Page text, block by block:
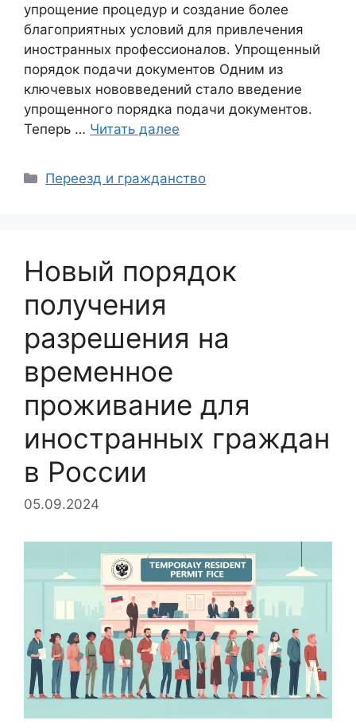
упрощение процедур и создание более
благоприятных условий для привлечения
иностранных профессионалов. Упрощенный
порядок подачи документов Одним из
ключевых нововведений стало введение
упрощенного порядка подачи документов.
Теперь … Читать далее
Рубрики
Переезд и гражданство
Новый порядок
получения
разрешения на
временное
проживание для
иностранных граждан
в России
05.09.2024